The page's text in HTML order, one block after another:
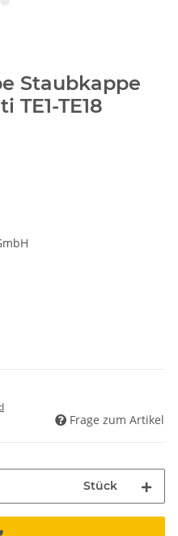
Staubkappe
TE18
Frage zum Artikel
Stück